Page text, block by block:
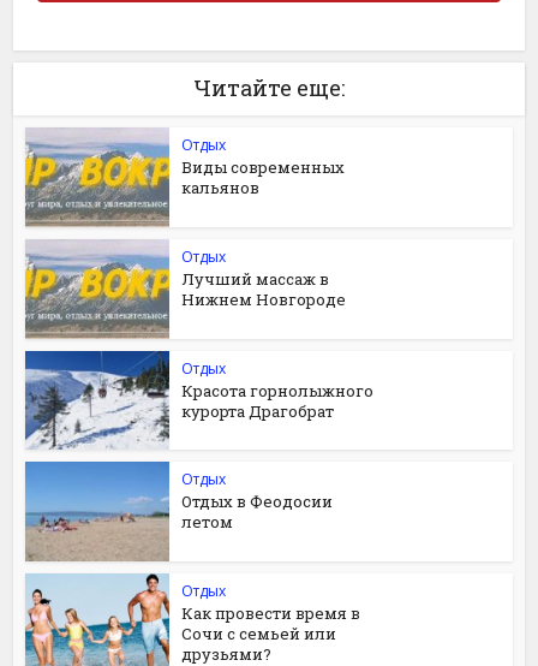
Читайте еще:
Отдых
Виды современных
кальянов
Отдых
Лучший массаж в
Нижнем Новгороде
Отдых
Красота горнолыжного
курорта Драгобрат
Отдых
Отдых в Феодосии
летом
Отдых
Как провести время в
Сочи с семьей или
друзьями?